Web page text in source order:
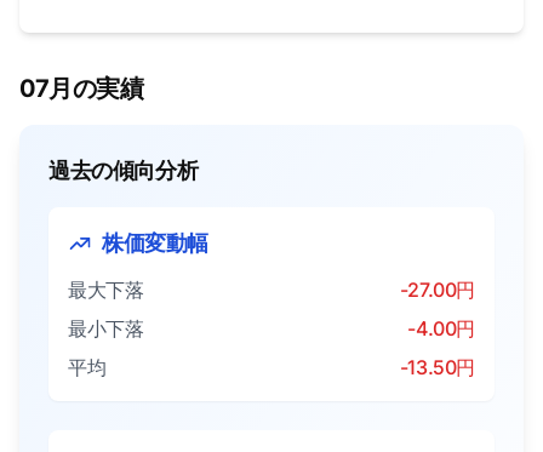
07月の実績
過去の傾向分析
株価変動幅
最大下落
-27.00円
最小下落
-4.00円
平均
-13.50円